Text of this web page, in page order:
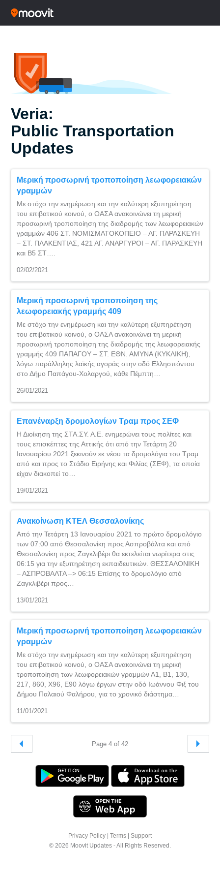
Veria:
Public Transportation
Updates
Μερική προσωρινή τροποποίηση λεωφορειακών
γραμμών
Με στόχο την ενημέρωση και την καλύτερη εξυπηρέτηση
του επιβατικού κοινού, ο ΟΑΣΑ ανακοινώνει τη μερική
προσωρινή τροποποίηση της διαδρομής των λεωφορειακών
γραμμών 406 ΣΤ. ΝΟΜΙΣΜΑΤΟΚΟΠΕΙΟ – ΑΓ. ΠΑΡΑΣΚΕΥΗ
– ΣΤ. ΠΛΑΚΕΝΤΙΑΣ, 421 ΑΓ. ΑΝΑΡΓΥΡΟΙ – ΑΓ. ΠΑΡΑΣΚΕΥΗ
και Β5 ΣΤ….
02/02/2021
Μερική προσωρινή τροποποίηση της
λεωφορειακής γραμμής 409
Με στόχο την ενημέρωση και την καλύτερη εξυπηρέτηση
του επιβατικού κοινού, ο ΟΑΣΑ ανακοινώνει τη μερική
προσωρινή τροποποίηση της διαδρομής της λεωφορειακής
γραμμής 409 ΠΑΠΑΓΟΥ – ΣΤ. ΕΘΝ. ΑΜΥΝΑ (ΚΥΚΛΙΚΗ),
λόγω παράλληλης λαϊκής αγοράς στην οδό Ελλησπόντου
στο Δήμο Παπάγου-Χολαργού, κάθε Πέμπτη…
26/01/2021
Επανέναρξη δρομολογίων Τραμ προς ΣΕΦ
Η Διοίκηση της ΣΤΑ.ΣΥ. Α.Ε. ενημερώνει τους πολίτες και
τους επισκέπτες της Αττικής ότι από την Τετάρτη 20
Ιανουαρίου 2021 ξεκινούν εκ νέου τα δρομολόγια του Τραμ
από και προς το Στάδιο Ειρήνης και Φιλίας (ΣΕΦ), τα οποία
είχαν διακοπεί το…
19/01/2021
Ανακοίνωση ΚΤΕΛ Θεσσαλονίκης
Από την Τετάρτη 13 Ιανουαρίου 2021 το πρώτο δρομολόγιο
των 07:00 από Θεσσαλονίκη προς Ασπροβάλτα και από
Θεσσαλονίκη προς Ζαγκλιβέρι θα εκτελείται νωρίτερα στις
06:15 για την εξυπηρέτηση εκπαιδευτικών. ΘΕΣΣΑΛΟΝΙΚΗ
– ΑΣΠΡΟΒΑΛΤΑ –> 06:15 Επίσης το δρομολόγιο από
Ζαγκλιβέρι προς…
13/01/2021
Μερική προσωρινή τροποποίηση λεωφορειακών
γραμμών
Με στόχο την ενημέρωση και την καλύτερη εξυπηρέτηση
του επιβατικού κοινού, ο ΟΑΣΑ ανακοινώνει τη μερική
τροποποίηση των λεωφορειακών γραμμών Α1, Β1, 130,
217, 860, Χ96, Ε90 λόγω έργων στην οδό Ιωάννου Φιξ του
Δήμου Παλαιού Φαλήρου, για το χρονικό διάστημα…
11/01/2021
Page 4 of 42
Privacy Policy Terms
Support
© 2026 Moovit Updates - All Rights Reserved.